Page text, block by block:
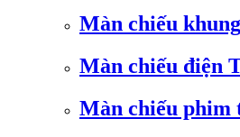
Màn chiếu khung
Màn chiếu điện
Màn chiếu phim